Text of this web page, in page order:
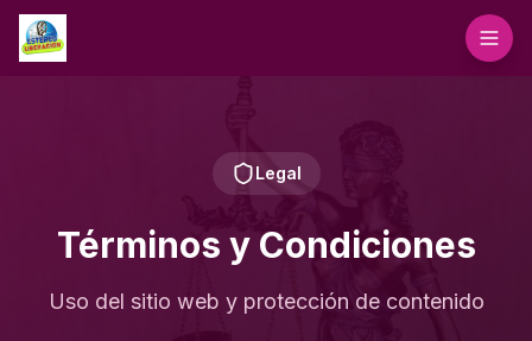
Legal
Términos y Condiciones
Uso del sitio web y protección de contenido